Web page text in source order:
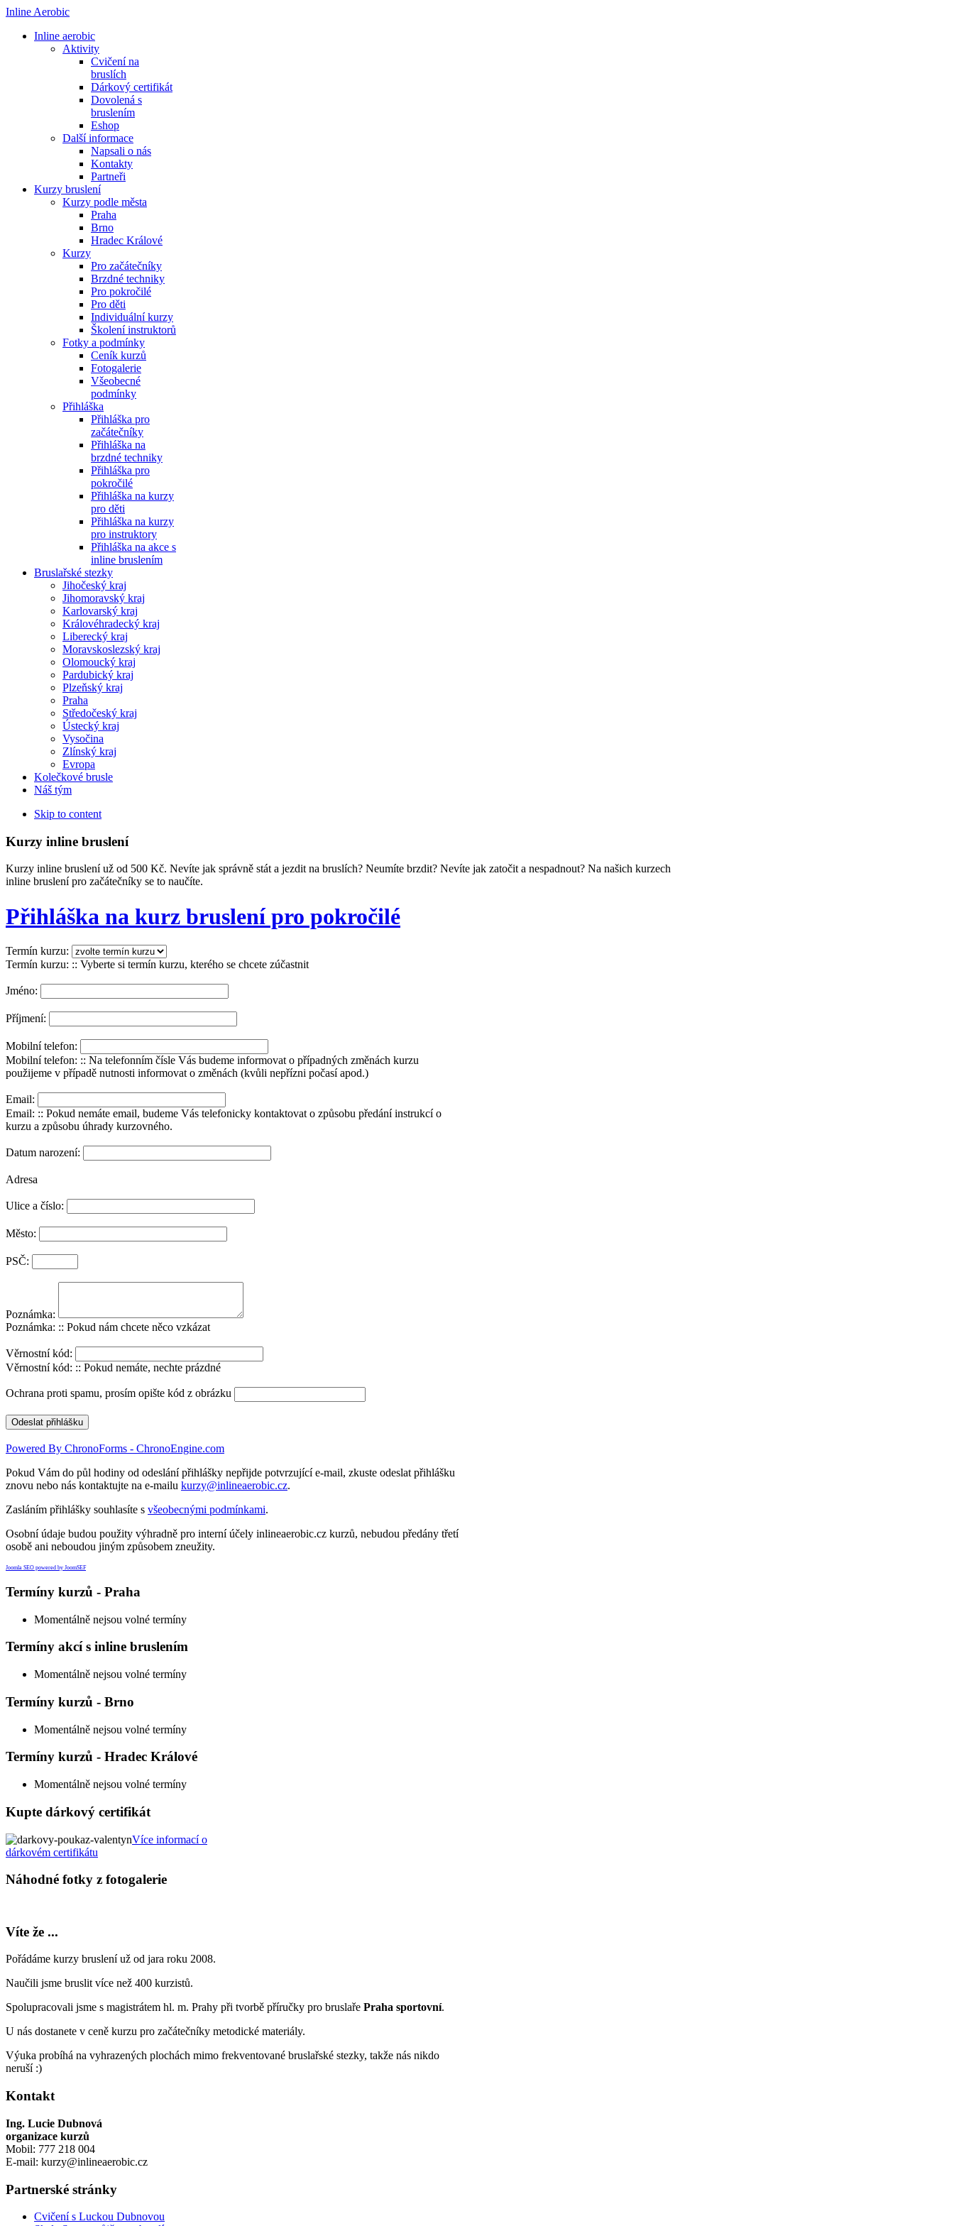
Inline Aerobic
Inline aerobic
Aktivity
Cvičení na
bruslích
Dárkový certifikát
Dovolená s
bruslením
Eshop
Další informace
Napsali o nás
Kontakty
Partneři
Kurzy bruslení
Kurzy podle města
Praha
Brno
Hradec Králové
Kurzy
Pro začátečníky
Brzdné techniky
Pro pokročilé
Pro děti
Individuální kurzy
Školení instruktorů
Fotky a podmínky
Ceník kurzů
Fotogalerie
Všeobecné
podmínky
Přihláška
Přihláška pro
začátečníky
Přihláška na
brzdné techniky
Přihláška pro
pokročilé
Přihláška na kurzy
pro děti
Přihláška na kurzy
pro instruktory
Přihláška na akce s
inline bruslením
Bruslařské stezky
Jihočeský kraj
Jihomoravský kraj
Karlovarský kraj
Královéhradecký kraj
Liberecký kraj
Moravskoslezský kraj
Olomoucký kraj
Pardubický kraj
Plzeňský kraj
Praha
Středočeský kraj
Ústecký kraj
Vysočina
Zlínský kraj
Evropa
Kolečkové brusle
Náš tým
Skip to content
Kurzy inline bruslení
Kurzy inline bruslení už od 500 Kč. Nevíte jak správně stát a jezdit na bruslích? Neumíte brzdit? Nevíte jak zatočit a nespadnout? Na našich kurzech
inline bruslení pro začátečníky se to naučíte.
Přihláška na kurz bruslení pro pokročilé
Termín kurzu:
Termín kurzu: :: Vyberte si termín kurzu, kterého se chcete zúčastnit
Jméno:
Příjmení:
Mobilní telefon:
Mobilní telefon: :: Na telefonním čísle Vás budeme informovat o případných změnách kurzu
použijeme v případě nutnosti informovat o změnách (kvůli nepřízni počasí apod.)
Email:
Email: :: Pokud nemáte email, budeme Vás telefonicky kontaktovat o způsobu předání instrukcí o
kurzu a způsobu úhrady kurzovného.
Datum narození:
Adresa
Ulice a číslo:
Město:
PSČ:
Poznámka:
Poznámka: :: Pokud nám chcete něco vzkázat
Věrnostní kód:
Věrnostní kód: :: Pokud nemáte, nechte prázdné
Ochrana proti spamu, prosím opište kód z obrázku
Powered By ChronoForms - ChronoEngine.com
Pokud Vám do půl hodiny od odeslání přihlášky nepřijde potvrzující e-mail, zkuste odeslat přihlášku
znovu nebo nás kontaktujte na e-mailu kurzy@inlineaerobic.cz.
Zasláním přihlášky souhlasíte s všeobecnými podmínkami.
Osobní údaje budou použity výhradně pro interní účely inlineaerobic.cz kurzů, nebudou předány třetí
osobě ani neboudou jiným způsobem zneužity.
Joomla SEO powered by JoomSEF
Termíny kurzů - Praha
Momentálně nejsou volné termíny
Termíny akcí s inline bruslením
Momentálně nejsou volné termíny
Termíny kurzů - Brno
Momentálně nejsou volné termíny
Termíny kurzů - Hradec Králové
Momentálně nejsou volné termíny
Kupte dárkový certifikát
Více informací o
dárkovém certifikátu
Náhodné fotky z fotogalerie
Víte že ...
Pořádáme kurzy bruslení už od jara roku 2008.
Naučili jsme bruslit více než 400 kurzistů.
Spolupracovali jsme s magistrátem hl. m. Prahy při tvorbě příručky pro bruslaře Praha sportovní.
U nás dostanete v ceně kurzu pro začátečníky metodické materiály.
Výuka probíhá na vyhrazených plochách mimo frekventované bruslařské stezky, takže nás nikdo
neruší :)
Kontakt
Ing. Lucie Dubnová
organizace kurzů
Mobil: 777 218 004
E-mail: kurzy@inlineaerobic.cz
Partnerské stránky
Cvičení s Luckou Dubnovou